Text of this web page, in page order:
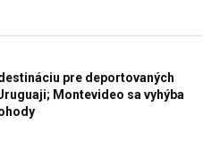
pre deportovaných
Montevideo sa vyhýba